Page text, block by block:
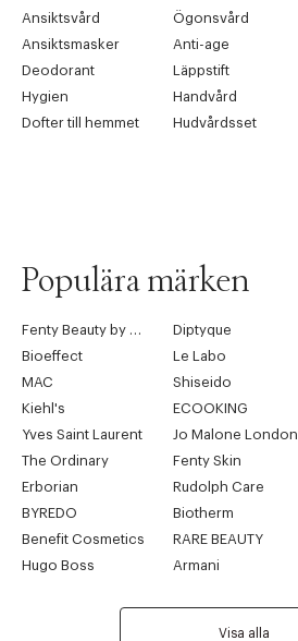
Ansiktsvård
Ögonsvård
Ansiktsmasker
Anti-age
Deodorant
Läppstift
Hygien
Handvård
Dofter till hemmet
Hudvårdsset
Populära märken
Diptyque
Bioeffect
Le Labo
MAC
Shiseido
Kiehl's
ECOOKING
Yves Saint Laurent
Jo Malone London
The Ordinary
Fenty Skin
Erborian
Rudolph Care
BYREDO
Biotherm
Benefit Cosmetics
RARE BEAUTY
Hugo Boss
Armani
Visa alla